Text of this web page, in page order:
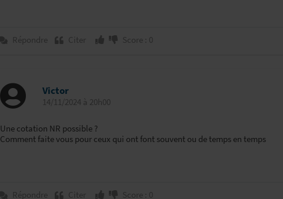
Répondre Citer Score : 0
Victor
14/11/2024 à 20h00
Une cotation NR possible ?
Comment faite vous pour ceux qui ont font souvent ou de temps en temps
Répondre Citer Score : 0